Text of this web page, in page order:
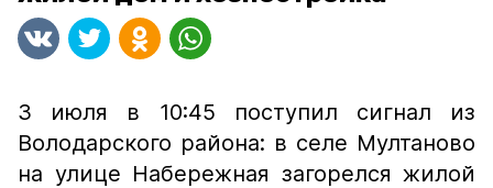
3 июля в 10:45 поступил сигнал из
Володарского района: в селе Мултаново
на улице Набережная загорелся жилой